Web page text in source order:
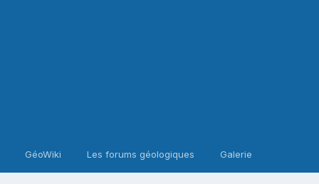
GéoWiki Les forums géologiques Galerie